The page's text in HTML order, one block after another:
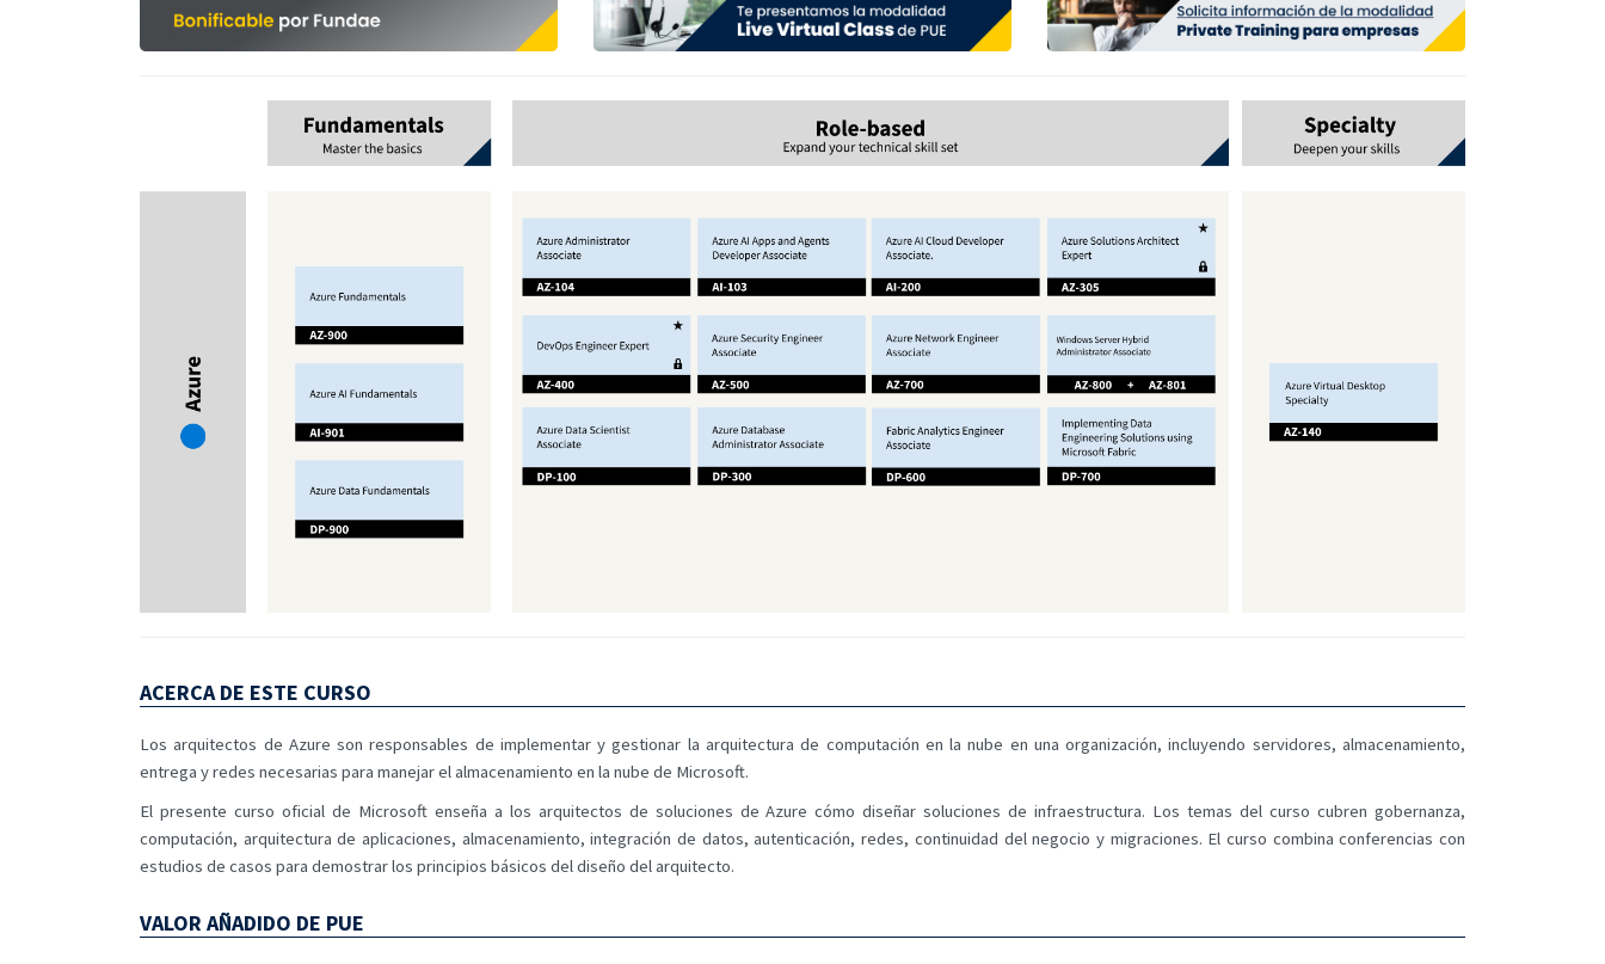
ACERCA DE ESTE CURSO
Los arquitectos de Azure son responsables de implementar y gestionar la arquitectura de computación en la nube en una organización, incluyendo servidores, almacenamiento,
entrega y redes necesarias para manejar el almacenamiento en la nube de Microsoft.
El presente curso oficial de Microsoft enseña a los arquitectos de soluciones de Azure cómo diseñar soluciones de infraestructura. Los temas del curso cubren gobernanza,
computación, arquitectura de aplicaciones, almacenamiento, integración de datos, autenticación, redes, continuidad del negocio y migraciones. El curso combina conferencias con
estudios de casos para demostrar los principios básicos del diseño del arquitecto.
VALOR AÑADIDO DE PUE